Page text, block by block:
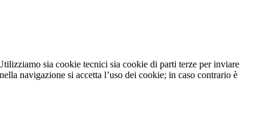
sia cookie tecnici sia cookie di parti terze per inviare
navigazione si accetta l’uso dei cookie; in caso contrario è